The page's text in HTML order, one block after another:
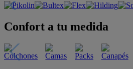
Confort a tu medida